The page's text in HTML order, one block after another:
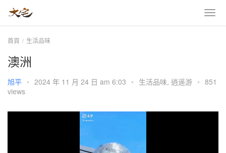
首頁 生活品味
澳洲
旭平 • 2024 年 11 月 24 日 am 6:03 • 生活品味, 逍遥游 • 851
views